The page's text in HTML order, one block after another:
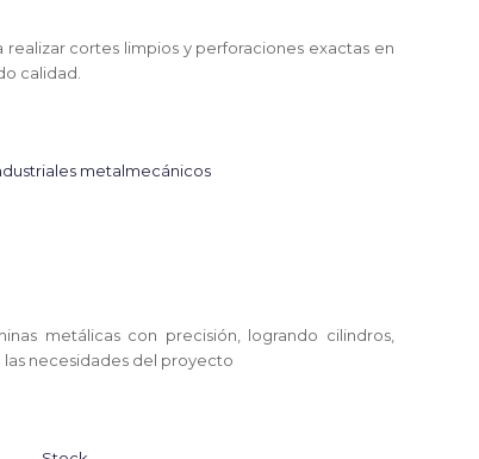
cortes limpios y perforaciones exactas en
calidad.
metálicas con precisión, logrando cilindros,
las necesidades del proyecto